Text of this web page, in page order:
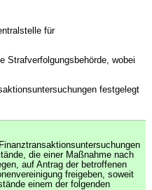
für
Strafverfolgungsbehörde, wobei
festgelegt
die einer Maßnahme nach
auf Antrag der betroffenen
freigeben, soweit
einem der folgenden